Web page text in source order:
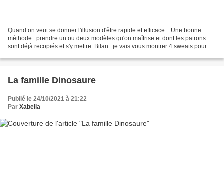
Quand on veut se donner l'illusion d'être rapide et efficace... Une bonne
méthode : prendre un ou deux modèles qu'on maîtrise et dont les patrons
sont déjà recopiés et s'y mettre. Bilan : je vais vous montrer 4 sweats pour
La famille Dinosaure
Publié le 24/10/2021 à 21:22
Par Xabella